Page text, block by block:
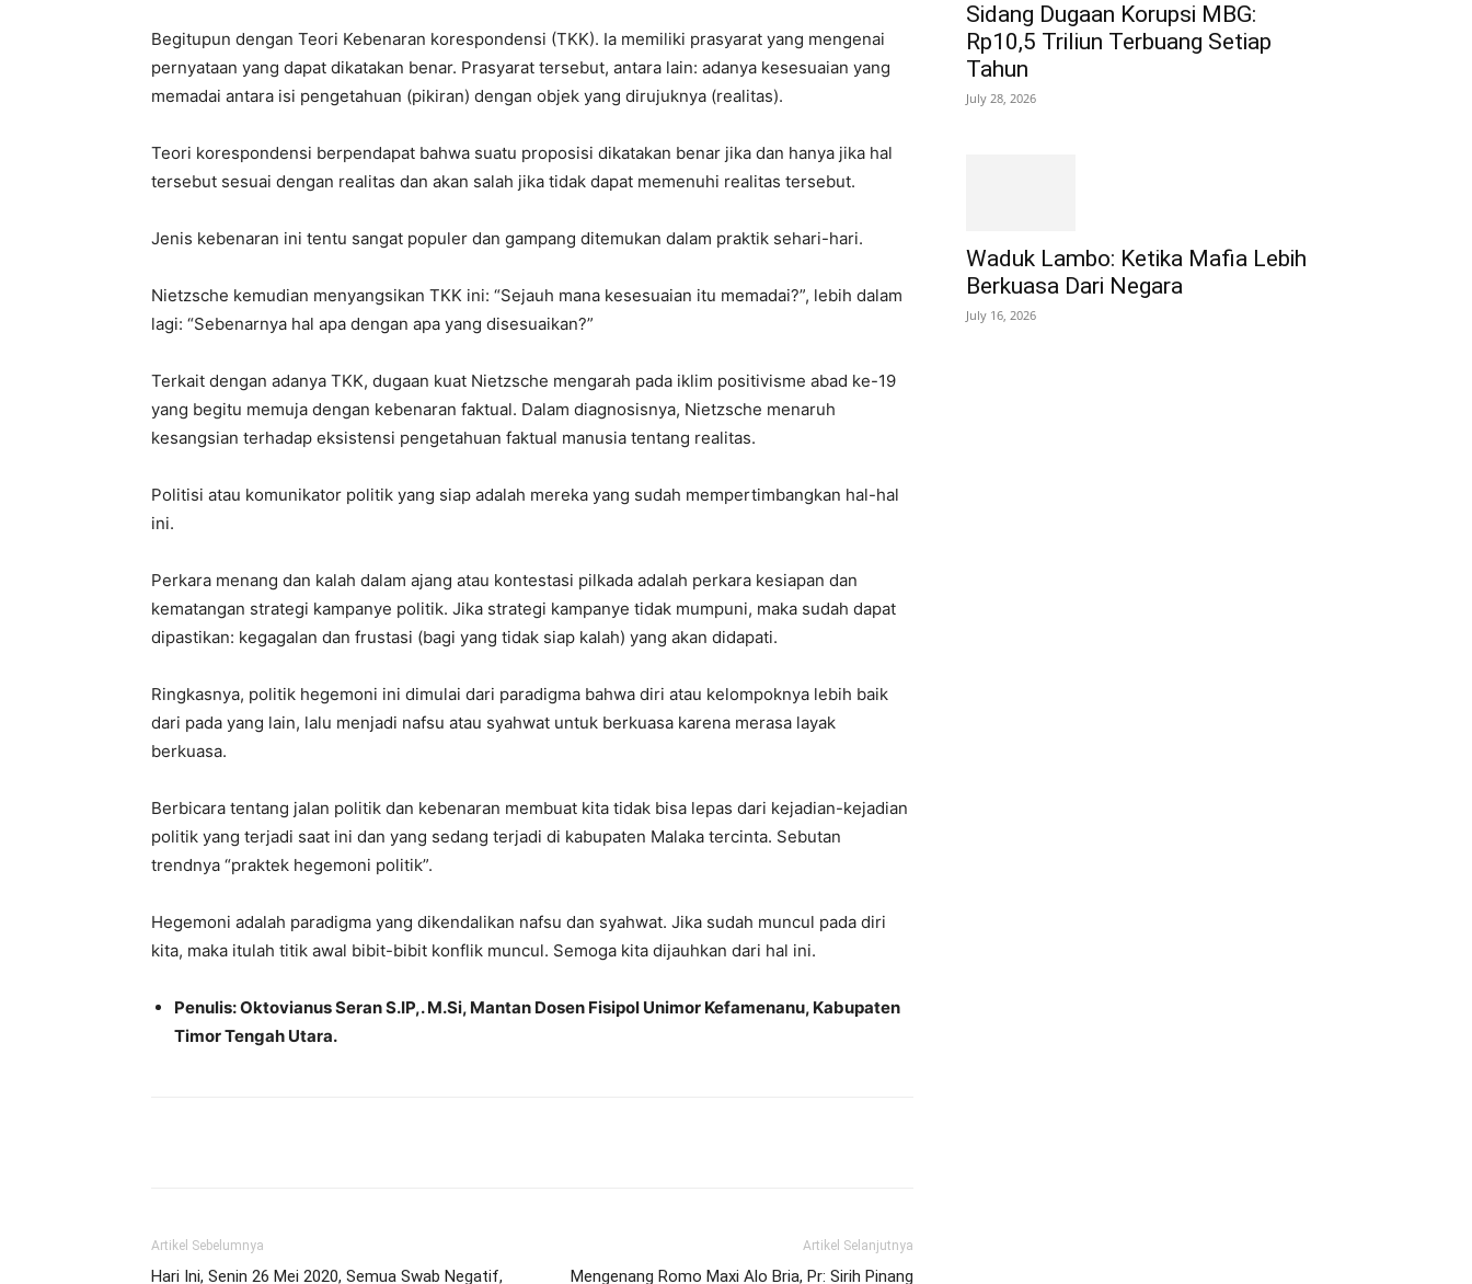
Begitupun dengan Teori Kebenaran korespondensi (TKK). Ia memiliki prasyarat yang mengenai
pernyataan yang dapat dikatakan benar. Prasyarat tersebut, antara lain: adanya kesesuaian yang
memadai antara isi pengetahuan (pikiran) dengan objek yang dirujuknya (realitas).
Teori korespondensi berpendapat bahwa suatu proposisi dikatakan benar jika dan hanya jika hal
tersebut sesuai dengan realitas dan akan salah jika tidak dapat memenuhi realitas tersebut.
Jenis kebenaran ini tentu sangat populer dan gampang ditemukan dalam praktik sehari-hari.
Nietzsche kemudian menyangsikan TKK ini: “Sejauh mana kesesuaian itu memadai?”, lebih dalam
lagi: “Sebenarnya hal apa dengan apa yang disesuaikan?”
Terkait dengan adanya TKK, dugaan kuat Nietzsche mengarah pada iklim positivisme abad ke-19
yang begitu memuja dengan kebenaran faktual. Dalam diagnosisnya, Nietzsche menaruh
kesangsian terhadap eksistensi pengetahuan faktual manusia tentang realitas.
Politisi atau komunikator politik yang siap adalah mereka yang sudah mempertimbangkan hal-hal
ini.
Perkara menang dan kalah dalam ajang atau kontestasi pilkada adalah perkara kesiapan dan
kematangan strategi kampanye politik. Jika strategi kampanye tidak mumpuni, maka sudah dapat
dipastikan: kegagalan dan frustasi (bagi yang tidak siap kalah) yang akan didapati.
Ringkasnya, politik hegemoni ini dimulai dari paradigma bahwa diri atau kelompoknya lebih baik
dari pada yang lain, lalu menjadi nafsu atau syahwat untuk berkuasa karena merasa layak
berkuasa.
Berbicara tentang jalan politik dan kebenaran membuat kita tidak bisa lepas dari kejadian-kejadian
politik yang terjadi saat ini dan yang sedang terjadi di kabupaten Malaka tercinta. Sebutan
trendnya “praktek hegemoni politik”.
Hegemoni adalah paradigma yang dikendalikan nafsu dan syahwat. Jika sudah muncul pada diri
kita, maka itulah titik awal bibit-bibit konflik muncul. Semoga kita dijauhkan dari hal ini.
Penulis: Oktovianus Seran S.IP,. M.Si, Mantan Dosen Fisipol Unimor Kefamenanu, Kabupaten
Timor Tengah Utara.
Artikel Sebelumnya
Hari Ini, Senin 26 Mei 2020, Semua Swab Negatif,
Artikel Selanjutnya
Mengenang Romo Maxi Alo Bria, Pr: Sirih Pinang
Sidang Dugaan Korupsi MBG:
Rp10,5 Triliun Terbuang Setiap
Tahun
July 28, 2026
Waduk Lambo: Ketika Mafia Lebih
Berkuasa Dari Negara
July 16, 2026